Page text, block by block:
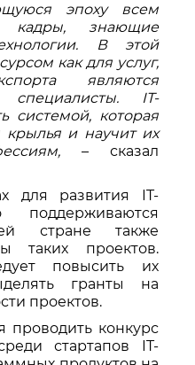
эпоху всем
кадры, знающие
В этой
как для услуг,
являются
специалисты. IT-
системой, которая
и научит их
– сказал
для развития IT-
поддерживаются
стране также
таких проектов.
повысить их
гранты на
проектов.
проводить конкурс
стартапов IT-